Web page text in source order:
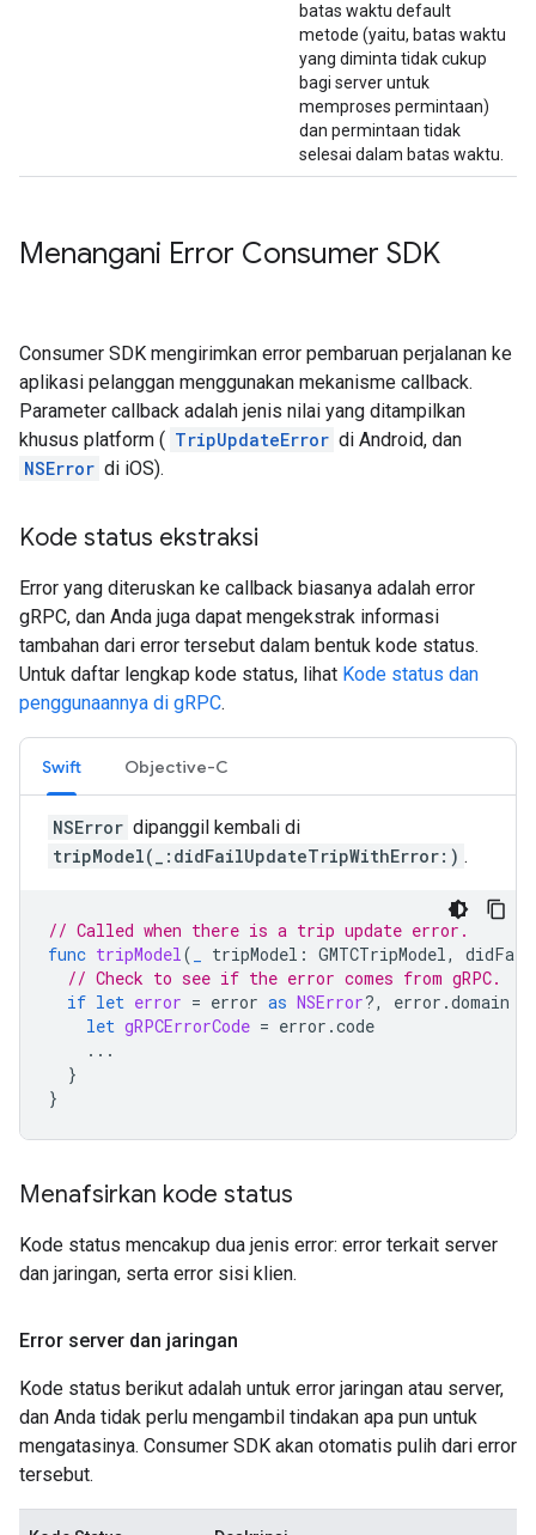
batas waktu default
metode (yaitu, batas waktu
yang diminta tidak cukup
bagi server untuk
memproses permintaan)
dan permintaan tidak
selesai dalam batas waktu.
Menangani Error Consumer SDK
Consumer SDK mengirimkan error pembaruan perjalanan ke
aplikasi pelanggan menggunakan mekanisme callback.
Parameter callback adalah jenis nilai yang ditampilkan
khusus platform ( TripUpdateError di Android, dan
NSError di iOS).
Kode status ekstraksi
Error yang diteruskan ke callback biasanya adalah error
gRPC, dan Anda juga dapat mengekstrak informasi
tambahan dari error tersebut dalam bentuk kode status.
Untuk daftar lengkap kode status, lihat Kode status dan
penggunaannya di gRPC.
Swift Objective-C
NSError dipanggil kembali di
tripModel(_:didFailUpdateTripWithError:) .
// Called when there is a trip update error.
func tripModel( tripModel : GMTCTripModel,
// Check to see if the error comes from gRPC.
if let error = error as NSError?, error .domain
let gRPCErrorCode = error .code
...
}
}
Menafsirkan kode status
Kode status mencakup dua jenis error: error terkait server
dan jaringan, serta error sisi klien.
Error server dan jaringan
Kode status berikut adalah untuk error jaringan atau server,
dan Anda tidak perlu mengambil tindakan apa pun untuk
mengatasinya. Consumer SDK akan otomatis pulih dari error
tersebut.